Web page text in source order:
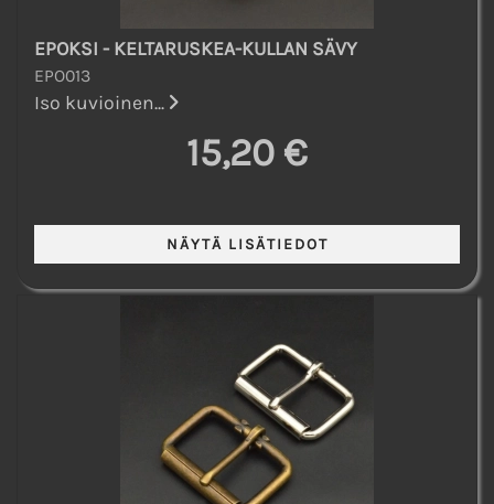
EPOKSI - KELTARUSKEA-KULLAN SÄVY
EPO013
Iso kuvioinen...
15,20 €